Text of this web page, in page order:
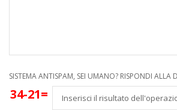
SISTEMA ANTISPAM, SEI UMANO? RISPONDI ALLA
34-21=